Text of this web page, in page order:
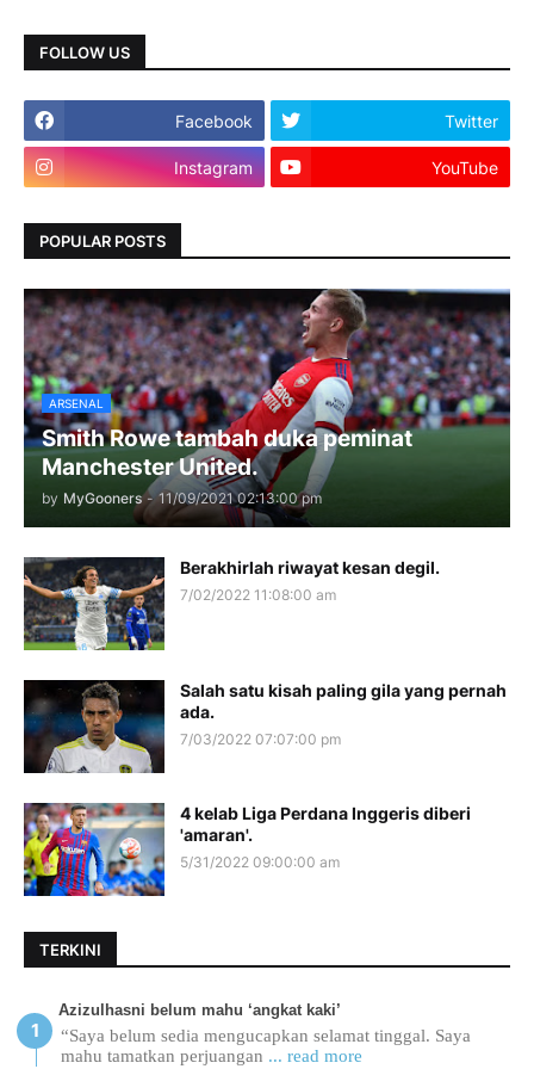
FOLLOW US
Facebook Twitter
Instagram YouTube
POPULAR POSTS
ARSENAL
Smith Rowe tambah duka peminat
Manchester United.
by MyGooners - 11/09/2021 02:13:00 pm
Berakhirlah riwayat kesan degil.
7/02/2022 11:08:00 am
Salah satu kisah paling gila yang pernah
ada.
7/03/2022 07:07:00 pm
4 kelab Liga Perdana Inggeris diberi
'amaran'.
5/31/2022 09:00:00 am
TERKINI
Azizulhasni belum mahu ‘angkat kaki’
“Saya belum sedia mengucapkan selamat tinggal. Saya
mahu tamatkan perjuangan ... read more